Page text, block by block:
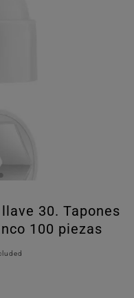
30. Tapones
100 piezas